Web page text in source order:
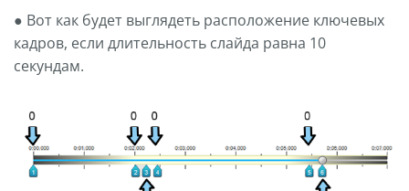
● Вот как будет выглядеть расположение ключевых
кадров, если длительность слайда равна 10
секундам.